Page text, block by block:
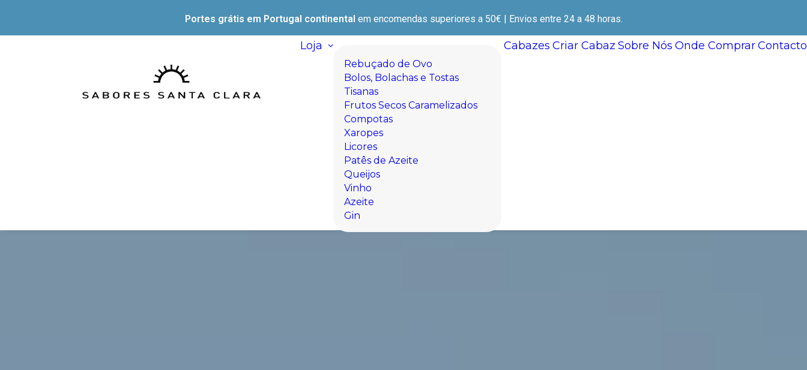
Portes grátis em Portugal continental em encomendas superiores a 50€ | Envios entre 24 a 48 horas.
Loja
Rebuçado de Ovo
Bolos, Bolachas e Tostas
Tisanas
Frutos Secos Caramelizados
Compotas
Xaropes
Licores
Patês de Azeite
Queijos
Vinho
Azeite
Gin
Cabazes Criar Cabaz Sobre Nós Onde Comprar